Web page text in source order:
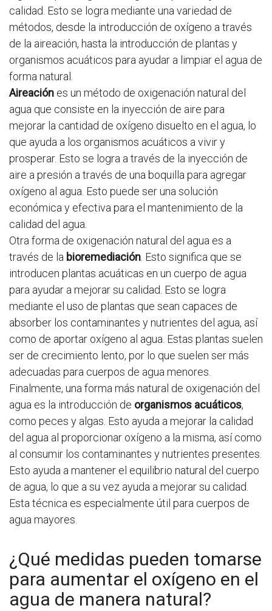
calidad. Esto se logra mediante una variedad de
métodos, desde la introducción de oxígeno a través
de la aireación, hasta la introducción de plantas y
organismos acuáticos para ayudar a limpiar el agua de
forma natural.
Aireación es un método de oxigenación natural del
agua que consiste en la inyección de aire para
mejorar la cantidad de oxígeno disuelto en el agua, lo
que ayuda a los organismos acuáticos a vivir y
prosperar. Esto se logra a través de la inyección de
aire a presión a través de una boquilla para agregar
oxígeno al agua. Esto puede ser una solución
económica y efectiva para el mantenimiento de la
calidad del agua.
Otra forma de oxigenación natural del agua es a
través de la bioremediación . Esto significa que se
introducen plantas acuáticas en un cuerpo de agua
para ayudar a mejorar su calidad. Esto se logra
mediante el uso de plantas que sean capaces de
absorber los contaminantes y nutrientes del agua, así
como de aportar oxígeno al agua. Estas plantas suelen
ser de crecimiento lento, por lo que suelen ser más
adecuadas para cuerpos de agua menores.
Finalmente, una forma más natural de oxigenación del
agua es la introducción de organismos acuáticos,
como peces y algas. Esto ayuda a mejorar la calidad
del agua al proporcionar oxígeno a la misma, así como
al consumir los contaminantes y nutrientes presentes.
Esto ayuda a mantener el equilibrio natural del cuerpo
de agua, lo que a su vez ayuda a mejorar su calidad.
Esta técnica es especialmente útil para cuerpos de
agua mayores.
¿Qué medidas pueden tomarse
para aumentar el oxígeno en el
agua de manera natural?